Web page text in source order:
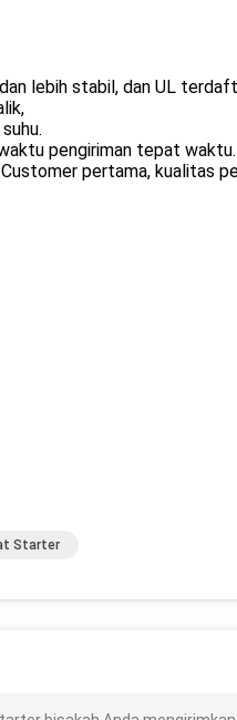
lebih stabil, dan UL
pengiriman tepat waktu.
pertama, kualitas
Starter